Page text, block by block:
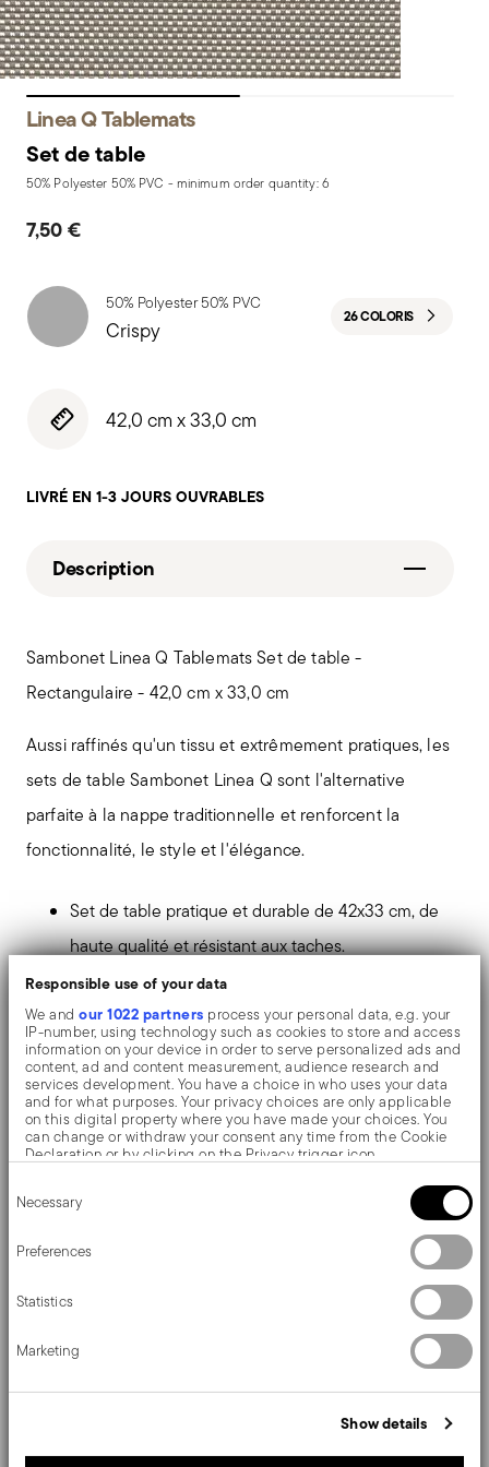
Responsible use of your data
We andour 1022 partners process your personal data, e.g. your
IP-number, using technology such as cookies to store and access
information on your device in order to serve personalized ads and
content, ad and content measurement, audience research and
services development. You have a choice in who uses your data
and for what purposes. Your privacy choices are only applicable
on this digital property where you have made your choices. You
can change or withdraw your consent any time from the Cookie
Declaration or by clicking on the Privacy trigger icon.
Collect information about your geographical location
Identify your device by actively scanning it for specific
characteristics (fingerprinting)
Find out more about how your personal data is processed and set
your preferences in the
We use cookies to personalise content and ads, to provide social
media features and to analyse our traffic. We also share
information about your use of our site with our social media,
advertising and analytics partners who may combine it with other
Selection
Necessary
Preferences
Statistics
Marketing
Show details
Linea Q Tablemats
Set de table
50% Polyester 50% PVC - minimum order quantity: 6
7,50 €
50% Polyester 50% PVC
Crispy 26 COLORIS
42,0 cm x 33,0 cm
LIVRÉ EN 1-3 JOURS OUVRABLES
Description
Sambonet Linea Q Tablemats Set de table -
Rectangulaire - 42,0 cm x 33,0 cm
Aussi raffinés qu'un tissu et extrêmement pratiques, les
sets de table Sambonet Linea Q sont l'alternative
parfaite à la nappe traditionnelle et renforcent la
fonctionnalité, le style et l'élégance.
Set de table pratique et durable de 42x33 cm, de
haute qualité et résistant aux taches.
Riche en style grâce à la texture Crispy, un motif
distinctif et raffiné.
Fait en polyester et PVC mélangés : résistant,
résistant aux rayures, durable, antibactérien et
antidérapant.
Hygiénique et facile à nettoyer. Lavable avec une
Parfait pour décorer la table, une touche moderne
et originale à votre équipement.
Détails
Sambonet
42,00 cm